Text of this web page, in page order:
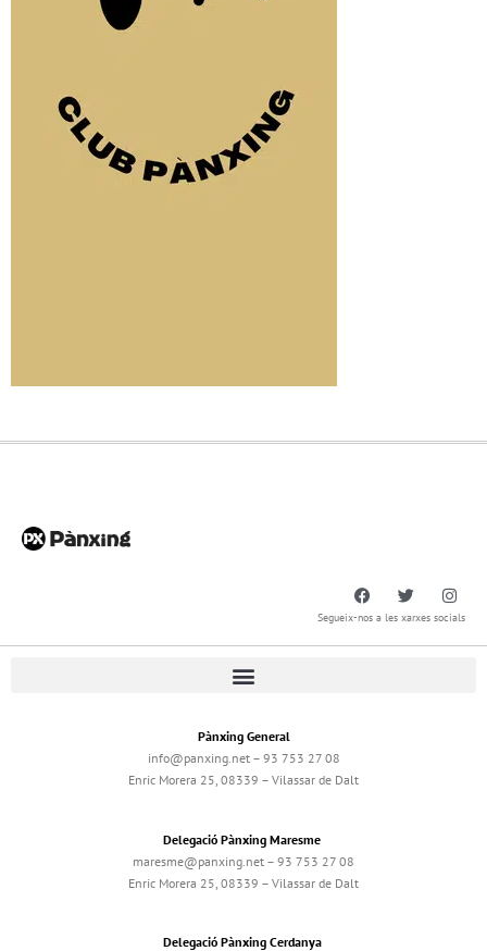
Segueix-nos a les xarxes socials
Pànxing General
info@panxing.net – 93 753 27 08
Enric Morera 25, 08339 – Vilassar de Dalt
Delegació Pànxing Maresme
maresme@panxing.net – 93 753 27 08
Enric Morera 25, 08339 – Vilassar de Dalt
Delegació Pànxing Cerdanya